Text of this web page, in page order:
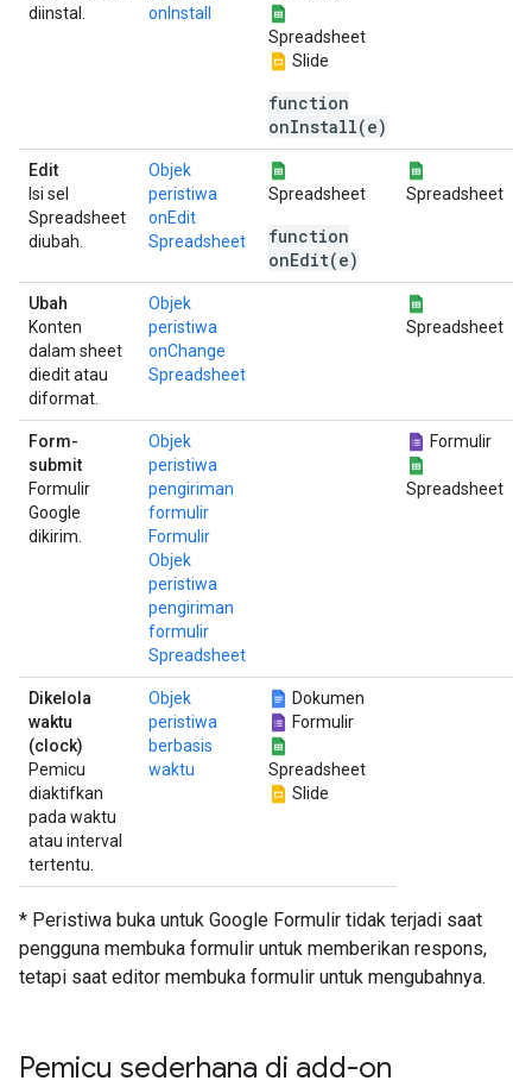
diinstal.
onInstall
Spreadsheet
Slide
function
onInstall(e)
Edit
Isi sel
Spreadsheet
diubah.
Objek
peristiwa
onEdit
Spreadsheet
Spreadsheet
function
onEdit(e)
Spreadsheet
Ubah
Konten
dalam sheet
diedit atau
diformat.
Objek
peristiwa
onChange
Spreadsheet
Spreadsheet
Form-
submit
Formulir
Google
dikirim.
Objek
peristiwa
pengiriman
formulir
Formulir
Objek
peristiwa
pengiriman
formulir
Spreadsheet
Formulir
Spreadsheet
Dikelola
waktu
(clock)
Pemicu
diaktifkan
pada waktu
atau interval
tertentu.
Objek
peristiwa
berbasis
waktu
Dokumen
Formulir
Spreadsheet
Slide
* Peristiwa buka untuk Google Formulir tidak terjadi saat
pengguna membuka formulir untuk memberikan respons,
tetapi saat editor membuka formulir untuk mengubahnya.
Pemicu sederhana di add-on